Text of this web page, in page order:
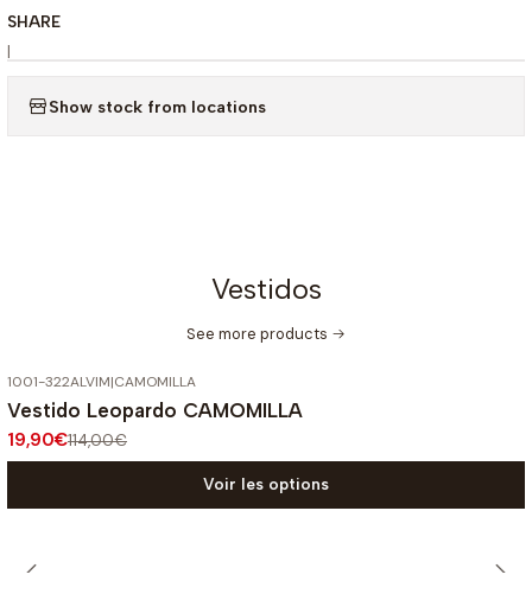
SHARE
|
Show stock from locations
Vestidos
See more products
1001-322ALVIM|CAMOMILLA
Vestido Leopardo CAMOMILLA
19,90€114,00€
Voir les options